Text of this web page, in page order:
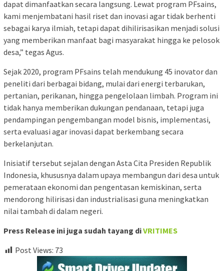
dapat dimanfaatkan secara langsung. Lewat program PFsains,
kami menjembatani hasil riset dan inovasi agar tidak berhenti
sebagai karya ilmiah, tetapi dapat dihilirisasikan menjadi solusi
yang memberikan manfaat bagi masyarakat hingga ke pelosok
desa,” tegas Agus.
Sejak 2020, program PFsains telah mendukung 45 inovator dan
peneliti dari berbagai bidang, mulai dari energi terbarukan,
pertanian, perikanan, hingga pengelolaan limbah. Program ini
tidak hanya memberikan dukungan pendanaan, tetapi juga
pendampingan pengembangan model bisnis, implementasi,
serta evaluasi agar inovasi dapat berkembang secara
berkelanjutan.
Inisiatif tersebut sejalan dengan Asta Cita Presiden Republik
Indonesia, khususnya dalam upaya membangun dari desa untuk
pemerataan ekonomi dan pengentasan kemiskinan, serta
mendorong hilirisasi dan industrialisasi guna meningkatkan
nilai tambah di dalam negeri.
Press Release ini juga sudah tayang diVRITIMES
Post Views: 73